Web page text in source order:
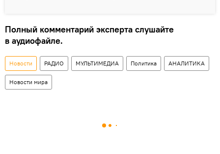
Полный комментарий эксперта слушайте
в аудиофайле.
Новости РАДИО МУЛЬТИМЕДИА Политика АНАЛИТИКА
Новости мира